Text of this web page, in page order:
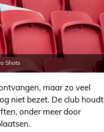
Shots
maar zo veel
niet bezet. De club houdt
onder meer door